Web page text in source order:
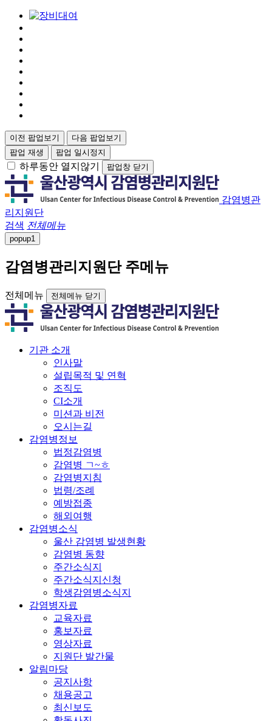
이전 팝업보기
다음 팝업보기
팝업 재생
팝업 일시정지
하루동안 열지않기 팝업창 닫기
감염병관
리지원단
검색 전체메뉴
popup1
감염병관리지원단 주메뉴
전체메뉴 전체메뉴 닫기
기관 소개
인사말
설립목적 및 연혁
조직도
CI소개
미션과 비전
오시는길
감염병정보
법정감염병
감염병 ㄱ~ㅎ
감염병지침
법령/조례
예방접종
해외여행
감염병소식
울산 감염병 발생현황
감염병 동향
주간소식지
주간소식지신청
학생감염병소식지
감염병자료
교육자료
홍보자료
영상자료
지원단 발간물
알림마당
공지사항
채용공고
최신보도